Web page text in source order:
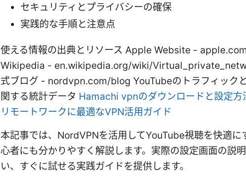
セキュリティとプライバシーの確保
実践的な手順と注意点
使える情報の出典とリソース Apple Website - apple.com
Wikipedia - en.wikipedia.org/wiki/
式ブログ - nordvpn.com/blog YouTubeのトラフィック
関する統計データ Hamachi vpnのダウンロードと設定方
リモートワークに最適なVPN活用ガイド
本記事では、NordVPNを活用してYouTube視聴を快適に
心者にも分かりやすく解説します。実際の設定画面の説
い、すぐに試せる実践ガイドを提供します。